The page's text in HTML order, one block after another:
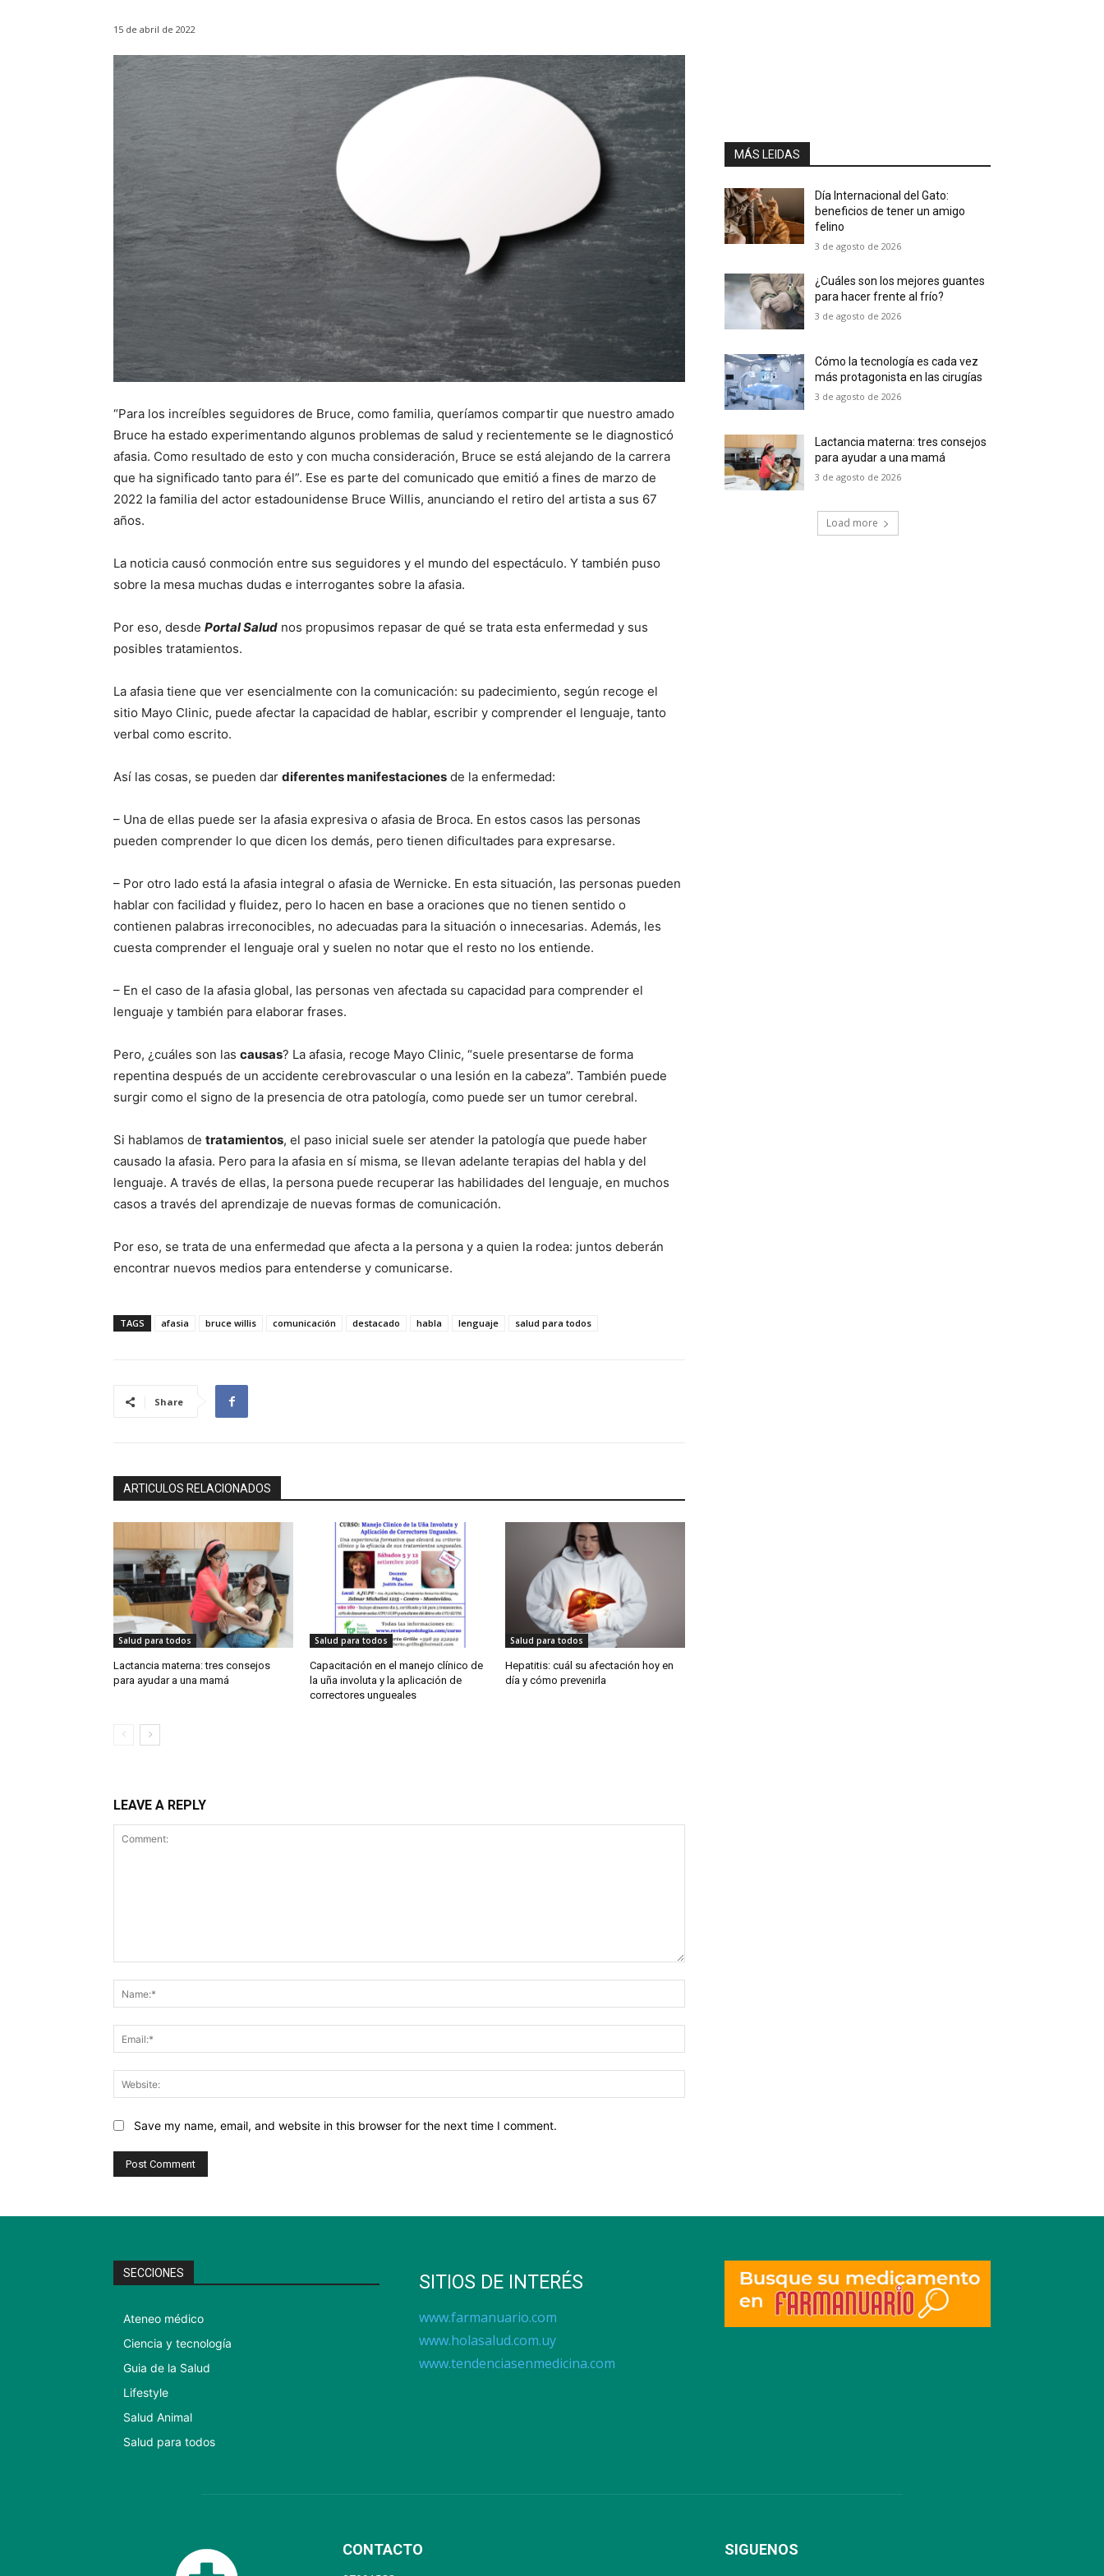
15 de abril de 2022
“Para los increíbles seguidores de Bruce, como familia, queríamos compartir que nuestro amado
Bruce ha estado experimentando algunos problemas de salud y recientemente se le diagnosticó
afasia. Como resultado de esto y con mucha consideración, Bruce se está alejando de la carrera
que ha significado tanto para él”. Ese es parte del comunicado que emitió a fines de marzo de
2022 la familia del actor estadounidense Bruce Willis, anunciando el retiro del artista a sus 67
años.
La noticia causó conmoción entre sus seguidores y el mundo del espectáculo. Y también puso
sobre la mesa muchas dudas e interrogantes sobre la afasia.
Por eso, desde Portal Salud nos propusimos repasar de qué se trata esta enfermedad y sus
posibles tratamientos.
La afasia tiene que ver esencialmente con la comunicación: su padecimiento, según recoge el
sitio Mayo Clinic, puede afectar la capacidad de hablar, escribir y comprender el lenguaje, tanto
verbal como escrito.
Así las cosas, se pueden dar diferentes manifestaciones de la enfermedad:
– Una de ellas puede ser la afasia expresiva o afasia de Broca. En estos casos las personas
pueden comprender lo que dicen los demás, pero tienen dificultades para expresarse.
– Por otro lado está la afasia integral o afasia de Wernicke. En esta situación, las personas pueden
hablar con facilidad y fluidez, pero lo hacen en base a oraciones que no tienen sentido o
contienen palabras irreconocibles, no adecuadas para la situación o innecesarias. Además, les
cuesta comprender el lenguaje oral y suelen no notar que el resto no los entiende.
– En el caso de la afasia global, las personas ven afectada su capacidad para comprender el
lenguaje y también para elaborar frases.
Pero, ¿cuáles son las causas? La afasia, recoge Mayo Clinic, “suele presentarse de forma
repentina después de un accidente cerebrovascular o una lesión en la cabeza”. También puede
surgir como el signo de la presencia de otra patología, como puede ser un tumor cerebral.
Si hablamos de tratamientos, el paso inicial suele ser atender la patología que puede haber
causado la afasia. Pero para la afasia en sí misma, se llevan adelante terapias del habla y del
lenguaje. A través de ellas, la persona puede recuperar las habilidades del lenguaje, en muchos
casos a través del aprendizaje de nuevas formas de comunicación.
Por eso, se trata de una enfermedad que afecta a la persona y a quien la rodea: juntos deberán
encontrar nuevos medios para entenderse y comunicarse.
TAGS afasia bruce willis comunicación destacado habla lenguaje salud para todos
Share
ARTICULOS RELACIONADOS
Salud para todos
Lactancia materna: tres consejos
para ayudar a una mamá
Salud para todos
Capacitación en el manejo clínico de
la uña involuta y la aplicación de
correctores ungueales
Salud para todos
Hepatitis: cuál su afectación hoy en
día y cómo prevenirla
LEAVE A REPLY
Save my name, email, and website in this browser for the next time I comment.
MÁS LEIDAS
Día Internacional del Gato:
beneficios de tener un amigo
felino
3 de agosto de 2026
¿Cuáles son los mejores guantes
para hacer frente al frío?
3 de agosto de 2026
Cómo la tecnología es cada vez
más protagonista en las cirugías
3 de agosto de 2026
Lactancia materna: tres consejos
para ayudar a una mamá
3 de agosto de 2026
Load more
SECCIONES
Ateneo médico
Ciencia y tecnología
Guia de la Salud
Lifestyle
Salud Animal
Salud para todos
SITIOS DE INTERÉS
www.farmanuario.com
www.holasalud.com.uy
www.tendenciasenmedicina.com
CONTACTO SIGUENOS